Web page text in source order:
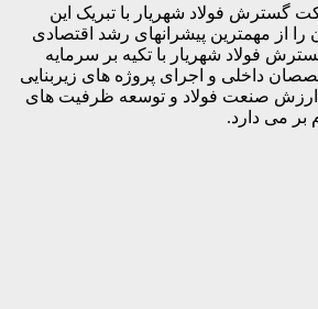
گسترش فولاد شهریار با تبریک این
از مهمترین پیشرانهای رشد اقتصادی
فولاد شهریار با تکیه بر سرمایه
داخلی و اجرای پروژه های زیربنایی
ارزش صنعت فولاد و توسعه ظرفیت های
بر می دارد.